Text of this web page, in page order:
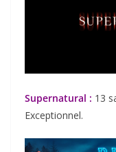
Supernatural : 13
Exceptionnel.